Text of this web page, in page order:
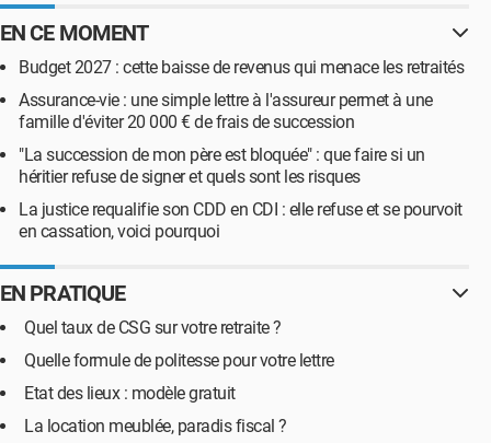
EN CE MOMENT
Budget 2027 : cette baisse de revenus qui menace les retraités
Assurance-vie : une simple lettre à l'assureur permet à une
famille d'éviter 20 000 € de frais de succession
"La succession de mon père est bloquée" : que faire si un
héritier refuse de signer et quels sont les risques
La justice requalifie son CDD en CDI : elle refuse et se pourvoit
en cassation, voici pourquoi
EN PRATIQUE
Quel taux de CSG sur votre retraite ?
Quelle formule de politesse pour votre lettre
Etat des lieux : modèle gratuit
La location meublée, paradis fiscal ?